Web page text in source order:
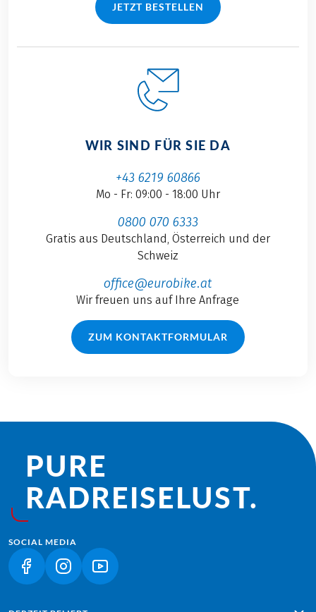
JETZT BESTELLEN
WIR SIND FÜR SIE DA
+43 6219 60866
Mo - Fr: 09:00 - 18:00 Uhr
0800 070 6333
Gratis aus Deutschland, Österreich und der
Schweiz
office@eurobike.at
Wir freuen uns auf Ihre Anfrage
ZUM KONTAKTFORMULAR
PURE
RADREISE­LUST.
SOCIAL MEDIA
(LINK ÖFFNET IN NEUEM TAB)
(LINK ÖFFNET IN NEUEM TAB)
(LINK ÖFFNET IN NEUEM TAB)